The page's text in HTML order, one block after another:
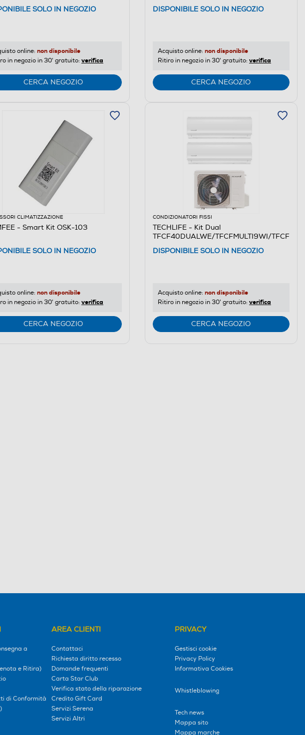
SOLO IN NEGOZIO
online: non disponibile
in negozio in 30' gratuito: verifica
CERCA NEGOZIO
DISPONIBILE SOLO IN NEGOZIO
Acquisto online: non disponibile
Ritiro in negozio in 30' gratuito: verifica
CERCA NEGOZIO
CLIMATIZZAZIONE
- Smart Kit OSK-103
SOLO IN NEGOZIO
online: non disponibile
in negozio in 30' gratuito: verifica
CERCA NEGOZIO
CONDIZIONATORI FISSI
TECHLIFE - Kit Dual
TFCF40DUALWE/TFCFMULTI9WI/
DISPONIBILE SOLO IN NEGOZIO
Acquisto online: non disponibile
Ritiro in negozio in 30' gratuito: verifica
CERCA NEGOZIO
a
e Ritira)
di Conformità
AREA CLIENTI
Contattaci
Richiesta diritto recesso
Domande frequenti
Carta Star Club
Verifica stato della riparazione
Credito Gift Card
Servizi Serena
Servizi Altri
PRIVACY
Gestisci cookie
Privacy Policy
Informativa Cookies
Whistleblowing
Tech news
Mappa sito
Mappa marche